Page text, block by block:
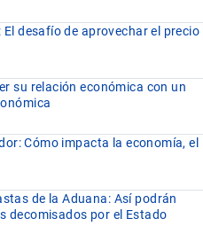
desafío de aprovechar el precio
su relación económica con un
Cómo impacta la economía, el
de la Aduana: Así podrán
decomisados por el Estado